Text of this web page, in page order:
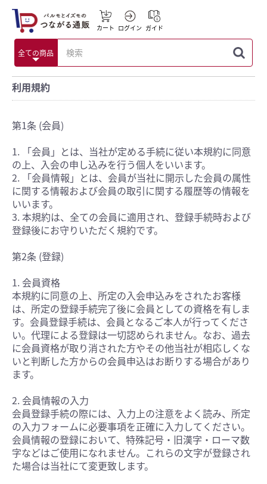
カート ログイン ガイド
利用規約
第1条 (会員)
1. 「会員」とは、当社が定める手続に従い本規約に同意
の上、入会の申し込みを行う個人をいいます。
2. 「会員情報」とは、会員が当社に開示した会員の属性
に関する情報および会員の取引に関する履歴等の情報を
いいます。
3. 本規約は、全ての会員に適用され、登録手続時および
登録後にお守りいただく規約です。
第2条 (登録)
1. 会員資格
本規約に同意の上、所定の入会申込みをされたお客様
は、所定の登録手続完了後に会員としての資格を有しま
す。会員登録手続は、会員となるご本人が行ってくださ
い。代理による登録は一切認められません。なお、過去
に会員資格が取り消された方やその他当社が相応しくな
いと判断した方からの会員申込はお断りする場合があり
ます。
2. 会員情報の入力
会員登録手続の際には、入力上の注意をよく読み、所定
の入力フォームに必要事項を正確に入力してください。
会員情報の登録において、特殊記号・旧漢字・ローマ数
字などはご使用になれません。これらの文字が登録され
た場合は当社にて変更致します。